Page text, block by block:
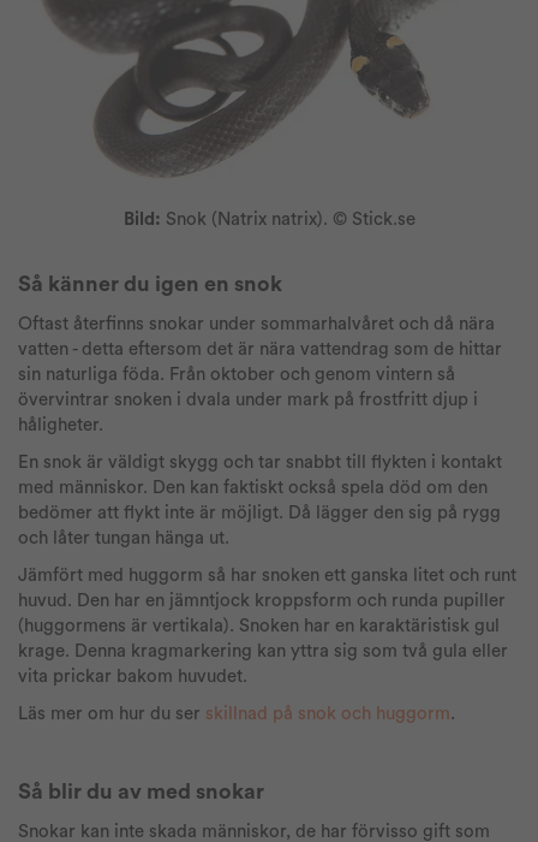
Bild: Snok (Natrix natrix). © Stick.se
Så känner du igen en snok
Oftast återfinns snokar under sommarhalvåret och då nära
vatten - detta eftersom det är nära vattendrag som de hittar
sin naturliga föda. Från oktober och genom vintern så
övervintrar snoken i dvala under mark på frostfritt djup i
håligheter.
En snok är väldigt skygg och tar snabbt till flykten i kontakt
med människor. Den kan faktiskt också spela död om den
bedömer att flykt inte är möjligt. Då lägger den sig på rygg
och låter tungan hänga ut.
Jämfört med huggorm så har snoken ett ganska litet och runt
huvud. Den har en jämntjock kroppsform och runda pupiller
(huggormens är vertikala). Snoken har en karaktäristisk gul
krage. Denna kragmarkering kan yttra sig som två gula eller
vita prickar bakom huvudet.
Läs mer om hur du ser skillnad på snok och huggorm.
Så blir du av med snokar
Snokar kan inte skada människor, de har förvisso gift som